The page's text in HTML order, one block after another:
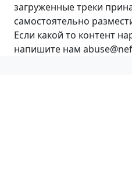
загруженные треки
самостоятельно
Если какой то контент
напишите нам